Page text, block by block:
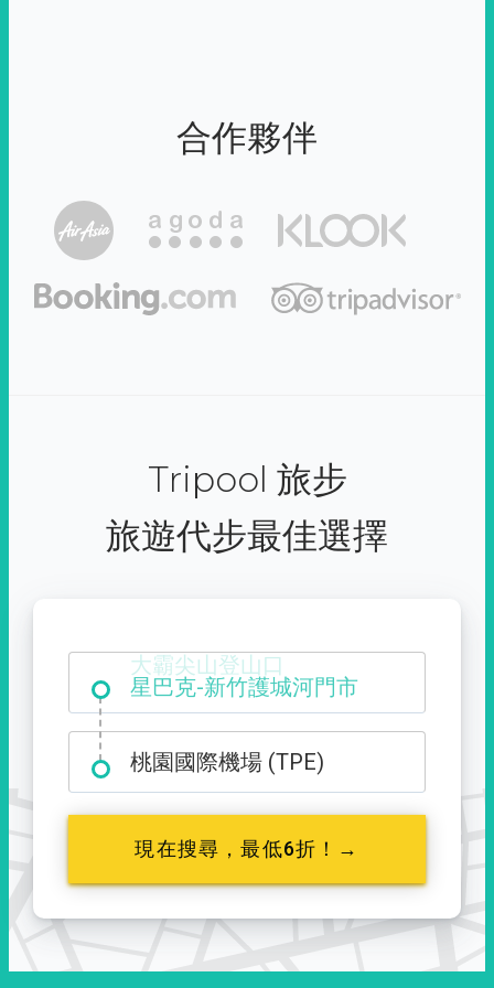
合作夥伴
Tripool 旅步
旅遊代步最佳選擇
大霸尖山登山口
桃園國際機場 (TPE)
現在搜尋，最低6折！→